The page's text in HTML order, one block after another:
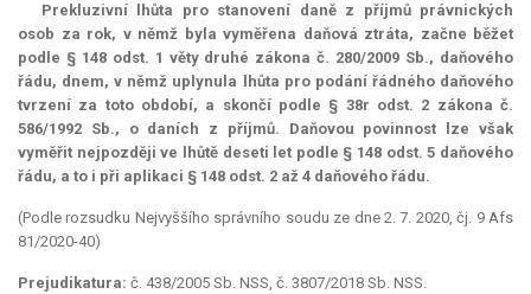
Prekluzivní lhůta pro stanovení daně z příjmů právnických
osob za rok, v němž byla vyměřena daňová ztráta, začne běžet
podle § 148 odst. 1 věty druhé zákona č. 280/2009 Sb., daňového
řádu, dnem, v němž uplynula lhůta pro podání řádného daňového
tvrzení za toto období, a skončí podle § 38r odst. 2 zákona č.
586/1992 Sb., o daních z příjmů. Daňovou povinnost lze však
vyměřit nejpozději ve lhůtě deseti let podle § 148 odst. 5 daňového
řádu, a to i při aplikaci § 148 odst. 2 až 4 daňového řádu.
(Podle rozsudku Nejvyššího správního soudu ze dne 2. 7. 2020, čj. 9 Afs
81/2020-40)
Prejudikatura: č. 438/2005 Sb. NSS, č. 3807/2018 Sb. NSS.